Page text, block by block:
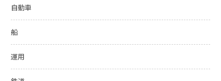
自動車
船
運用